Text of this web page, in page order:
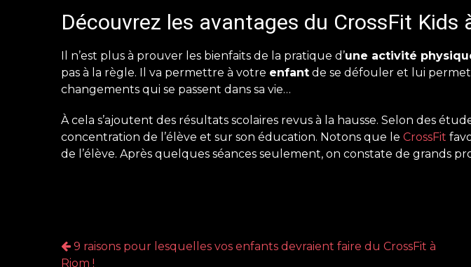
Découvrez les avantages du CrossFit Kids
Il n’est plus à prouver les bienfaits de la pratique d’une activité
pas à la règle. Il va permettre à votre enfant de se défouler et lui
changements qui se passent dans sa vie…
À cela s’ajoutent des résultats scolaires revus à la hausse. Selon des
concentration de l’élève et sur son éducation. Notons que le CrossFit
de l’élève. Après quelques séances seulement, on constate de grands
9 raisons pour lesquelles vos enfants devraient faire du CrossFit à
Riom !